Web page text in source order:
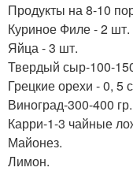
Продукты на 8-10
Куриное Филе - 2 шт.
Яйца - 3 шт.
Твердый сыр-100-
Грецкие орехи - 0, 5
Виноград-300-400 гр.
Карри-1-3 чайные
Майонез.
Лимон.